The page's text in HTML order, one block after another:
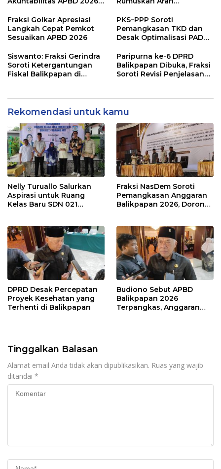
Pengawasan Belanja
Modal
Terukur sebagai
Penyangga IKN
Fraksi Golkar Apresiasi
Langkah Cepat Pemkot
Sesuaikan APBD 2026
PKS–PPP Soroti
Pemangkasan TKD dan
Desak Optimalisasi PAD
Balikpapan 2026
Siswanto: Fraksi Gerindra
Soroti Ketergantungan
Fiskal Balikpapan di
Paripurna ke-6 DPRD
Balikpapan Dibuka, Fraksi
Soroti Revisi Penjelasan
Rekomendasi untuk kamu
Nelly Turuallo Salurkan
Aspirasi untuk Ruang
Kelas Baru SDN 021
Fraksi NasDem Soroti
Pemangkasan Anggaran
Balikpapan 2026, Dorong
DPRD Desak Percepatan
Proyek Kesehatan yang
Terhenti di Balikpapan
Budiono Sebut APBD
Balikpapan 2026
Terpangkas, Anggaran
Tinggalkan Balasan
Alamat email Anda tidak akan dipublikasikan. Ruas yang wajib
ditandai *